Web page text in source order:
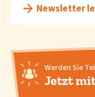
Newsletter
Werden Sie
Jetzt